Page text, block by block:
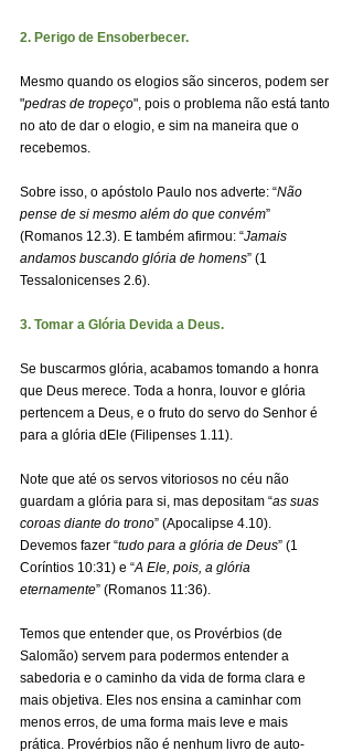
2. Perigo de Ensoberbecer.
Mesmo quando os elogios são sinceros, podem ser
"pedras de tropeço", pois o problema não está tanto
no ato de dar o elogio, e sim na maneira que o
recebemos.
Sobre isso, o apóstolo Paulo nos adverte: “Não
pense de si mesmo além do que convém”
(Romanos 12.3). E também afirmou: “Jamais
andamos buscando glória de homens” (1
Tessalonicenses 2.6).
3. Tomar a Glória Devida a Deus.
Se buscarmos glória, acabamos tomando a honra
que Deus merece. Toda a honra, louvor e glória
pertencem a Deus, e o fruto do servo do Senhor é
para a glória dEle (Filipenses 1.11).
Note que até os servos vitoriosos no céu não
guardam a glória para si, mas depositam “as suas
coroas diante do trono” (Apocalipse 4.10).
Devemos fazer “tudo para a glória de Deus” (1
Coríntios 10:31) e “A Ele, pois, a glória
eternamente” (Romanos 11:36).
Temos que entender que, os Provérbios (de
Salomão) servem para podermos entender a
sabedoria e o caminho da vida de forma clara e
mais objetiva. Eles nos ensina a caminhar com
menos erros, de uma forma mais leve e mais
prática. Provérbios não é nenhum livro de auto-